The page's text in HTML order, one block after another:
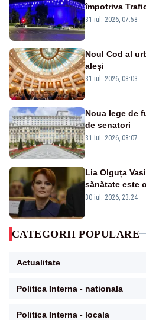
împotriva
Victoria,
31 iul. 2026, 07:58
Noul Cod al
aleși
31 iul. 2026, 08:03
Noua lege de
de senatori
31 iul. 2026, 08:07
Lia Olguța
sănătate este
guvernează
30 iul. 2026, 23:24
CATEGORII POPULARE
Actualitate
Politica Interna - nationala
Politica Interna - locala